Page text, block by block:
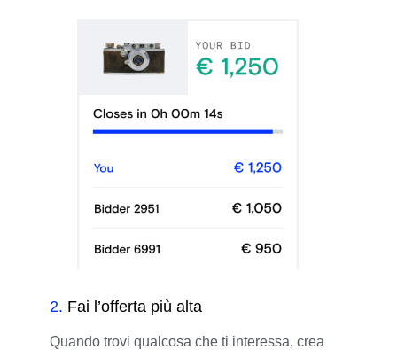
2. Fai l’offerta più alta
Quando trovi qualcosa che ti interessa, crea